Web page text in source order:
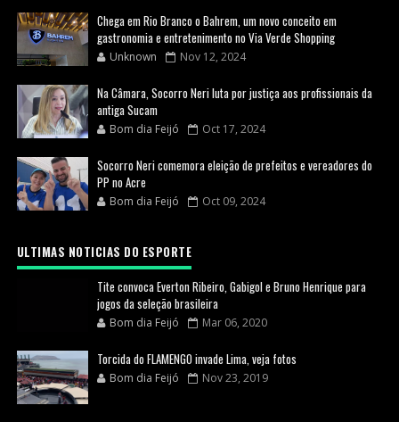
Chega em Rio Branco o Bahrem, um novo conceito em
gastronomia e entretenimento no Via Verde Shopping
Unknown Nov 12, 2024
Na Câmara, Socorro Neri luta por justiça aos profissionais da
antiga Sucam
Bom dia Feijó Oct 17, 2024
Socorro Neri comemora eleição de prefeitos e vereadores do
PP no Acre
Bom dia Feijó Oct 09, 2024
ULTIMAS NOTICIAS DO ESPORTE
Tite convoca Everton Ribeiro, Gabigol e Bruno Henrique para
jogos da seleção brasileira
Bom dia Feijó Mar 06, 2020
Torcida do FLAMENGO invade Lima, veja fotos
Bom dia Feijó Nov 23, 2019